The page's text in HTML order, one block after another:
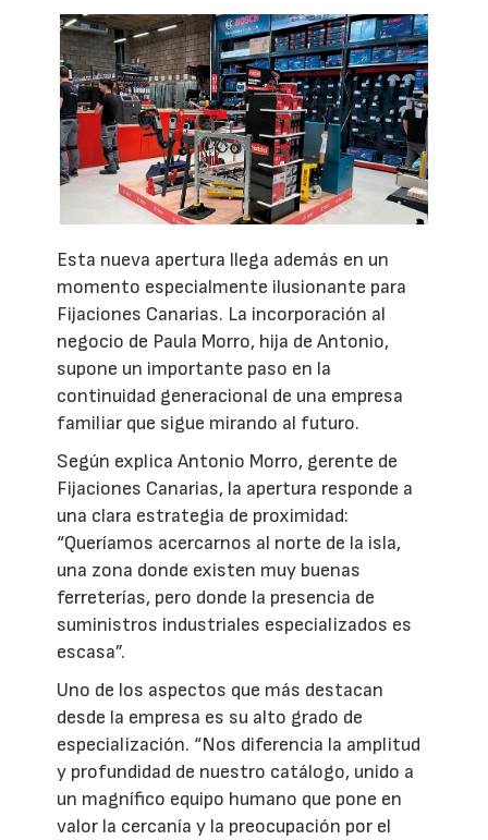
Esta nueva apertura llega además en un
momento especialmente ilusionante para
Fijaciones Canarias. La incorporación al
negocio de Paula Morro, hija de Antonio,
supone un importante paso en la
continuidad generacional de una empresa
familiar que sigue mirando al futuro.
Según explica Antonio Morro, gerente de
Fijaciones Canarias, la apertura responde a
una clara estrategia de proximidad:
“Queríamos acercarnos al norte de la isla,
una zona donde existen muy buenas
ferreterías, pero donde la presencia de
suministros industriales especializados es
escasa”.
Uno de los aspectos que más destacan
desde la empresa es su alto grado de
especialización. “Nos diferencia la amplitud
y profundidad de nuestro catálogo, unido a
un magnífico equipo humano que pone en
valor la cercanía y la preocupación por el